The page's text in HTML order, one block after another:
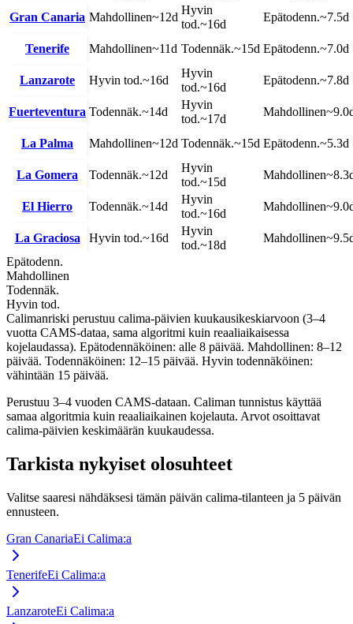
Gran Canaria Mahdollinen~12d
Hyvin
tod.~16d
Epätodenn.~7.5d
Tenerife Mahdollinen~11d Todennäk.~15d Epätodenn.~7.0d
Lanzarote Hyvin tod.~16d
Hyvin
tod.~16d
Epätodenn.~7.8d
Fuerteventura Todennäk.~14d
Hyvin
tod.~17d
Mahdollinen~9.0
La Palma Mahdollinen~12d Todennäk.~15d Epätodenn.~5.3d
La Gomera Todennäk.~12d
Hyvin
tod.~15d
Mahdollinen~8.3
El Hierro Todennäk.~14d
Hyvin
tod.~16d
Mahdollinen~9.0
La Graciosa Hyvin tod.~16d
Hyvin
tod.~18d
Mahdollinen~9.5
Epätodenn.
Mahdollinen
Todennäk.
Hyvin tod.
Calimanriski perustuu calima-päivien kuukausikeskiarvoon (3–4
vuotta CAMS-dataa, sama algoritmi kuin reaaliaikaisessa
kojelaudassa). Epätodennäköinen: alle 8 päivää. Mahdollinen: 8–12
päivää. Todennäköinen: 12–15 päivää. Hyvin todennäköinen:
vähintään 15 päivää.
Perustuu 3–4 vuoden CAMS-dataan. Caliman tunnistus käyttää
samaa algoritmia kuin reaaliaikainen kojelauta. Arvot osoittavat
calima-päivien keskimäärän kuukaudessa.
Tarkista nykyiset olosuhteet
Valitse saaresi nähdäksesi tämän päivän calima-tilanteen ja 5 päivän
ennusteen.
Gran CanariaEi Calima:a
TenerifeEi Calima:a
LanzaroteEi Calima:a